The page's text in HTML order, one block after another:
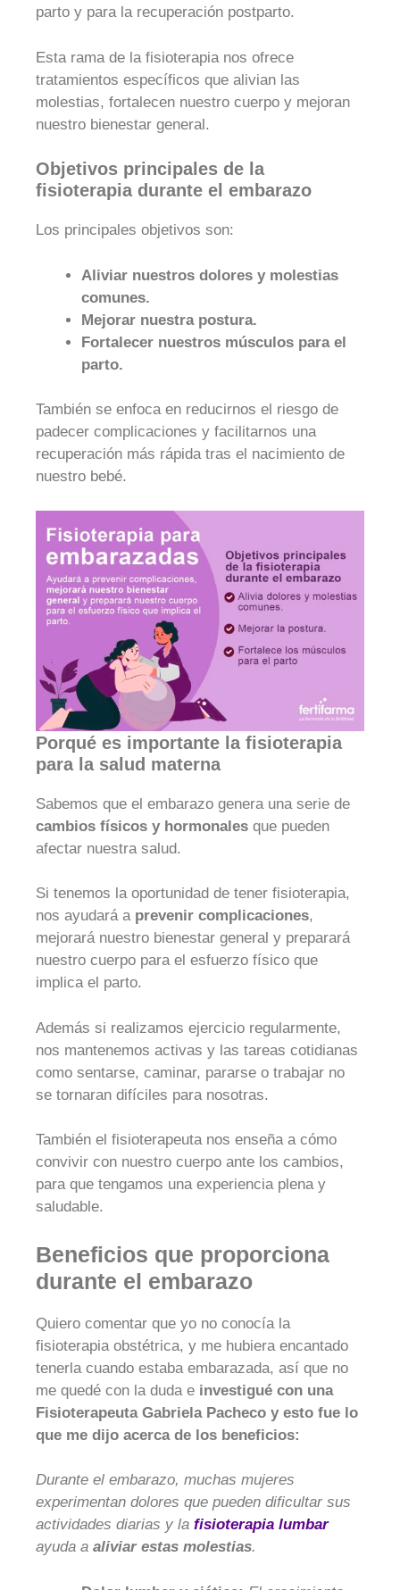
parto y para la recuperación postparto.
Esta rama de la fisioterapia nos ofrece
tratamientos específicos que alivian las
molestias, fortalecen nuestro cuerpo y mejoran
nuestro bienestar general.
Objetivos principales de la
fisioterapia durante el embarazo
Los principales objetivos son:
Aliviar nuestros dolores y molestias
comunes.
Mejorar nuestra postura.
Fortalecer nuestros músculos para el
parto.
También se enfoca en reducirnos el riesgo de
padecer complicaciones y facilitarnos una
recuperación más rápida tras el nacimiento de
nuestro bebé.
Porqué es importante la fisioterapia
para la salud materna
Sabemos que el embarazo genera una serie de
cambios físicos y hormonales que pueden
afectar nuestra salud.
Si tenemos la oportunidad de tener fisioterapia,
nos ayudará a prevenir complicaciones,
mejorará nuestro bienestar general y preparará
nuestro cuerpo para el esfuerzo físico que
implica el parto.
Además si realizamos ejercicio regularmente,
nos mantenemos activas y las tareas cotidianas
como sentarse, caminar, pararse o trabajar no
se tornaran difíciles para nosotras.
También el fisioterapeuta nos enseña a cómo
convivir con nuestro cuerpo ante los cambios,
para que tengamos una experiencia plena y
saludable.
Beneficios que proporciona
durante el embarazo
Quiero comentar que yo no conocía la
fisioterapia obstétrica, y me hubiera encantado
tenerla cuando estaba embarazada, así que no
me quedé con la duda e investigué con una
Fisioterapeuta Gabriela Pacheco y esto fue lo
que me dijo acerca de los beneficios:
Durante el embarazo, muchas mujeres
experimentan dolores que pueden dificultar sus
actividades diarias y la fisioterapia lumbar
ayuda a aliviar estas molestias.